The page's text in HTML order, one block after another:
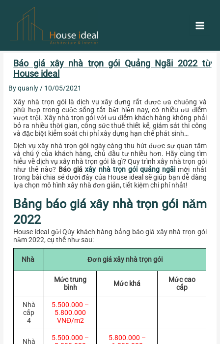
content
Menu
Báo giá xây nhà trọn gói Quảng Ngãi 2022 từ
House ideal
Byquanly/ 10/05/2021
Xây nhà trọn gói là dịch vụ xây dựng rất được ưa chuộng và
phù hợp trong cuộc sống tất bật hiện nay, có nhiều ưu điểm
vượt trội. Xây nhà trọn gói với ưu điểm khách hàng không phải
bỏ ra nhiều thời gian, công sức thuê thiết kế, giám sát thi công
và đặc biệt kiểm soát chi phí xây dựng hạn chế phát sinh…
Dịch vụ xây nhà trọn gói ngày càng thu hút được sự quan tâm
và chú ý của khách hàng, chủ đầu tư nhiều hơn. Hãy cùng tìm
hiểu về dịch vụ xây nhà trọn gói là gì? Quy trình xây nhà trọn gói
như thế nào? Báo giáxây nhà trọn gói quảng ngãi mới nhất
trong bài chia sẻ dưới đây của House ideal sẽ giúp bạn dễ dàng
lựa chọn mô hình xây nhà đơn giản, tiết kiệm chi phí nhất!
Bảng báo giá xây nhà trọn gói năm
2022
House ideal gửi Qúy khách hàng bảng báo giá xây nhà trọn gói
năm 2022, cụ thể như sau:
Nhà Đơn giá xây nhà trọn gói
Mức trung
bình
Mức khá
Mức cao
cấp
Nhà
cấp
4
5.500.000 –
5.800.000
VNĐ/m2
Nhà
5.500.000 –
5.800.000 –
navigation